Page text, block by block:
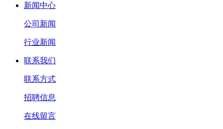
新闻中心
公司新闻
行业新闻
联系我们
联系方式
招聘信息
在线留言